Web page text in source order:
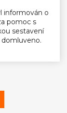
informován o
pomoc s
sestavení
domluveno.